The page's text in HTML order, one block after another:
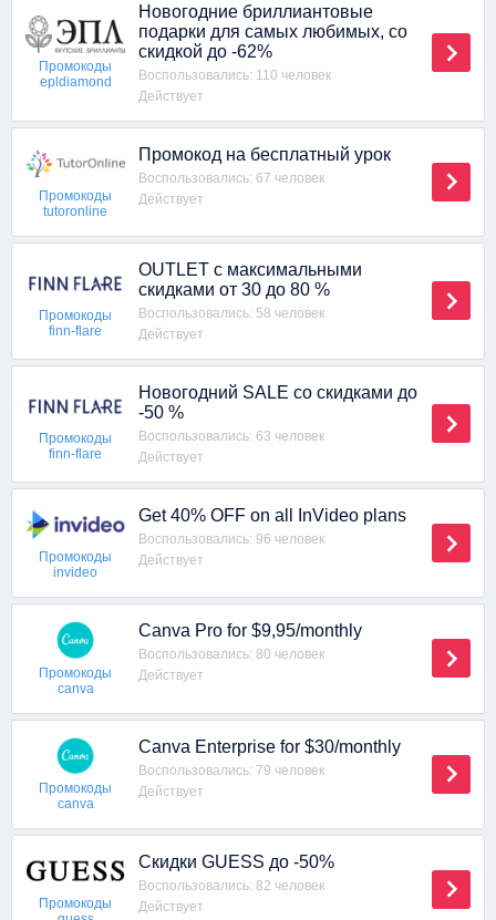
Промокоды
epldiamond
Новогодние бриллиантовые
подарки для самых любимых, со
скидкой до -62%
Воспользовались: 110 человек
Действует
Промокоды
tutoronline
Промокод на бесплатный урок
Воспользовались: 67 человек
Действует
Промокоды
finn-flare
OUTLET с максимальными
скидками от 30 до 80 %
Воспользовались: 58 человек
Действует
Промокоды
finn-flare
Новогодний SALE со скидками до
-50 %
Воспользовались: 63 человек
Действует
Промокоды
invideo
Get 40% OFF on all InVideo plans
Воспользовались: 96 человек
Действует
Промокоды
canva
Canva Pro for $9,95/monthly
Воспользовались: 80 человек
Действует
Промокоды
canva
Canva Enterprise for $30/monthly
Воспользовались: 79 человек
Действует
Промокоды
Скидки GUESS до -50%
Воспользовались: 82 человек
Действует